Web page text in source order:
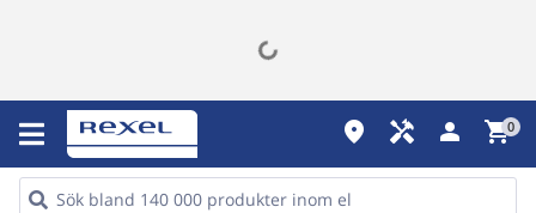
place handyman person shopping_cart0